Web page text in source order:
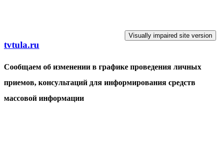
tvtula.ru
Сообщаем об изменении в графике проведения личных
приемов, консультаций для информирования средств
массовой информации